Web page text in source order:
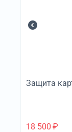
Защита
18 500 ₽